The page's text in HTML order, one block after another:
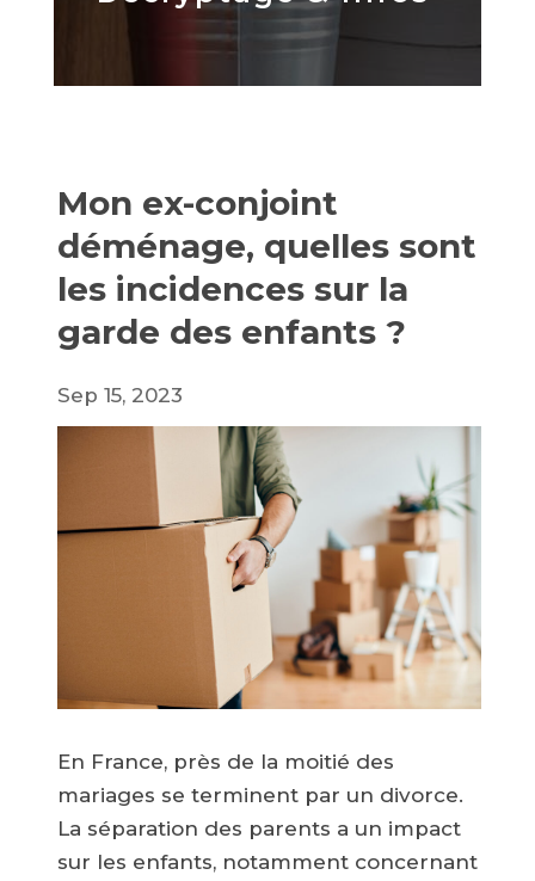
Mon ex-conjoint
déménage, quelles sont
les incidences sur la
garde des enfants ?
Sep 15, 2023
En France, près de la moitié des
mariages se terminent par un divorce.
La séparation des parents a un impact
sur les enfants, notamment concernant